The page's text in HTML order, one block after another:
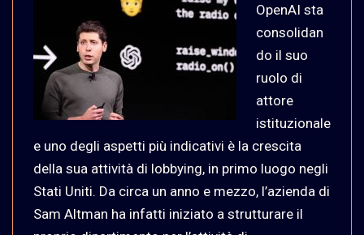
OpenAI sta
consolidan
do il suo
ruolo di
attore
istituzionale
e uno degli aspetti più indicativi è la crescita
della sua attività di lobbying, in primo luogo negli
Stati Uniti. Da circa un anno e mezzo, l’azienda di
Sam Altman ha infatti iniziato a strutturare il